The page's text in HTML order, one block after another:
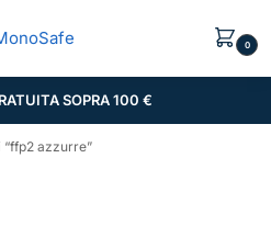
0
SOPRA 100 €
azzurre”